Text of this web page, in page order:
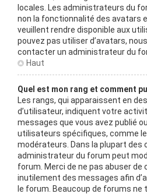
locales. Les administrateurs du
non la fonctionnalité des avatars
veuillent rendre disponible aux
pouvez pas utiliser d’avatars,
contacter un administrateur du
Haut
Quel est mon rang et comment
Les rangs, qui apparaissent en
d’utilisateur, indiquent votre
messages que vous avez publié
utilisateurs spécifiques, comme
modérateurs. Dans la plupart des
administrateur du forum peut
forum. Merci de ne pas abuser de
inutilement des messages afin
le forum. Beaucoup de forums